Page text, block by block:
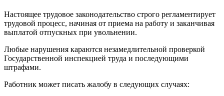
Настоящее трудовое законодательство строго регламентирует
трудовой процесс, начиная от приема на работу и заканчивая
выплатой отпускных при увольнении.
Любые нарушения караются незамедлительной проверкой
Государственной инспекцией труда и последующими
штрафами.
Работник может писать жалобу в следующих случаях: